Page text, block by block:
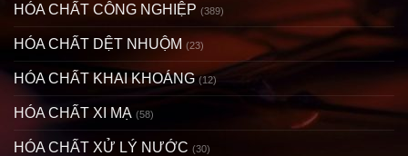
HÓA CHẤT CÔNG NGHIỆP (389)
HÓA CHẤT DỆT NHUỘM (23)
HÓA CHẤT KHAI KHOÁNG (12)
HÓA CHẤT XI MẠ (58)
HÓA CHẤT XỬ LÝ NƯỚC (30)